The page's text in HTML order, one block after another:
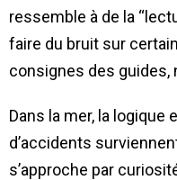
ressemble à de la
faire du bruit sur
consignes des guides,
Dans la mer, la logique
d’accidents
s’approche par